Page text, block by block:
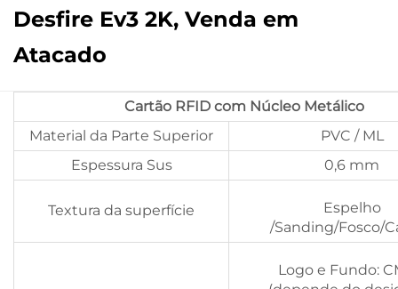
Desfire Ev3 2K, Venda em
Atacado
Cartão RFID com Núcleo Metálico
Material da Parte Superior
PVC / ML
Espessura Sus
0,6 mm
Textura da superfície
Espelho
/Sanding/Fosco/
Logo e Fundo: